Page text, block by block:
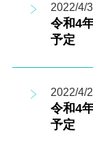
2022/4/
令和4
予定
2022/4/
令和4
予定